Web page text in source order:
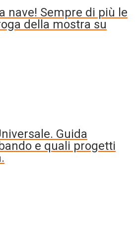
nave! Sempre di più le
della mostra su
Guida
e quali progetti